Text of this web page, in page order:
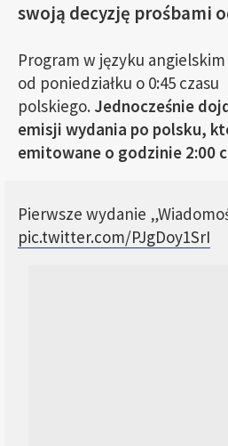
swoją decyzję prośbami
Program w języku
od poniedziałku o 0:45 czasu
polskiego. Jednocześnie
emisji wydania po polsku,
emitowane o godzinie 2:00
Pierwsze wydanie
pic.twitter.com/PJgDoy1SrI